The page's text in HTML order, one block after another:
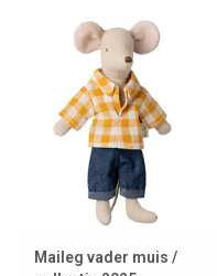
Maileg vader muis /